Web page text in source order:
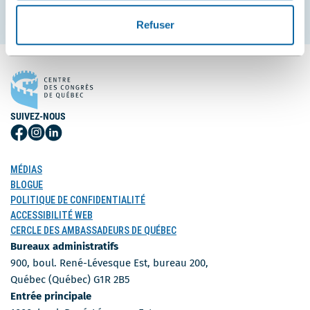
Refuser
S'inscrire
SUIVEZ-NOUS
Suivez-
sur
Facebook
Suivez-
Instagram
Suivez-
MÉDIAS
BLOGUE
POLITIQUE DE CONFIDENTIALITÉ
ACCESSIBILITÉ WEB
CERCLE DES AMBASSADEURS DE QUÉBEC
Bureaux administratifs
900, boul. René-Lévesque Est, bureau 200,
Québec (Québec) G1R 2B5
Entrée principale